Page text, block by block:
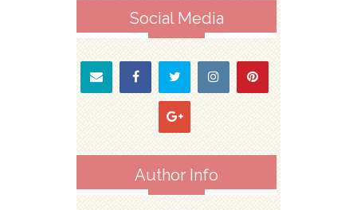
Social Media
Author Info